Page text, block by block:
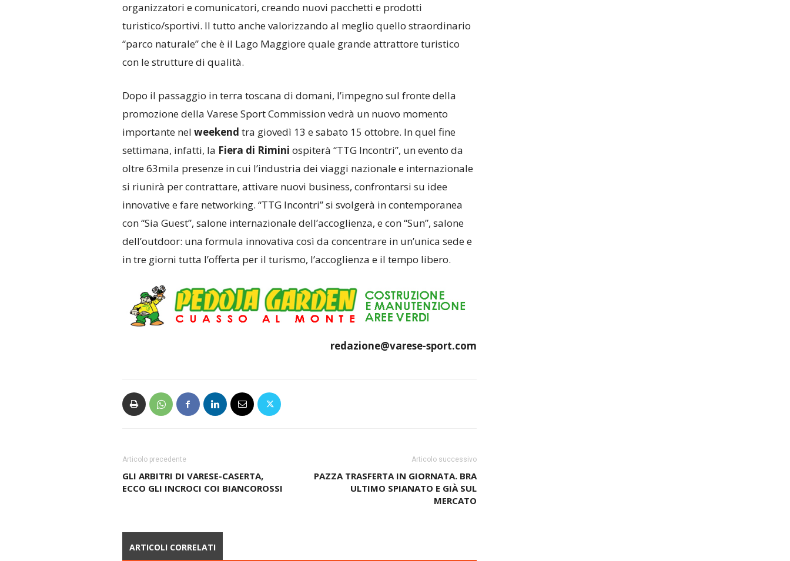
organizzatori e comunicatori, creando nuovi pacchetti e prodotti
turistico/sportivi. Il tutto anche valorizzando al meglio quello straordinario
“parco naturale” che è il Lago Maggiore quale grande attrattore turistico
con le strutture di qualità.
Dopo il passaggio in terra toscana di domani, l’impegno sul fronte della
promozione della Varese Sport Commission vedrà un nuovo momento
importante nel weekend tra giovedì 13 e sabato 15 ottobre. In quel fine
settimana, infatti, la Fiera di Rimini ospiterà “TTG Incontri”, un evento da
oltre 63mila presenze in cui l’industria dei viaggi nazionale e internazionale
si riunirà per contrattare, attivare nuovi business, confrontarsi su idee
innovative e fare networking. “TTG Incontri” si svolgerà in contemporanea
con “Sia Guest”, salone internazionale dell’accoglienza, e con “Sun”, salone
dell’outdoor: una formula innovativa così da concentrare in un’unica sede e
in tre giorni tutta l’offerta per il turismo, l’accoglienza e il tempo libero.
redazione@varese-sport.com
Articolo precedente
GLI ARBITRI DI VARESE-CASERTA,
ECCO GLI INCROCI COI BIANCOROSSI
Articolo successivo
PAZZA TRASFERTA IN GIORNATA. BRA
ULTIMO SPIANATO E GIÀ SUL
MERCATO
ARTICOLI CORRELATI